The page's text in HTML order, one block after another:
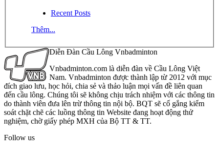
Recent Posts
Thêm...
Diễn Đàn Cầu Lông Vnbadminton
Vnbadminton.com là diễn đàn về Cầu Lông Việt
Nam. Vnbadminton được thành lập từ 2012 với mục
đích giao lưu, học hỏi, chia sẻ và thảo luận mọi vấn đề liên quan
đến cầu lông. Chúng tôi sẽ không chịu trách nhiệm với các thông tin
do thành viên đưa lên trừ thông tin nội bộ. BQT sẽ cố gắng kiểm
soát chặt chẽ các luồng thông tin Website đang hoạt động thử
nghiệm, chờ giấy phép MXH của Bộ TT & TT.
Follow us